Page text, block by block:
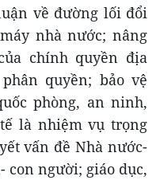
về đường lối đổi
nhà nước; nâng
chính quyền địa
quyền; bảo vệ
phòng, an ninh,
là nhiệm vụ trọng
vấn đề Nhà nước-
con người; giáo dục,